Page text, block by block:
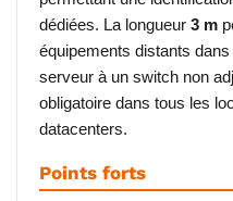
dédiées. La longueur 3 m
équipements distants
serveur à un switch non
obligatoire dans tous les
datacenters.
Points forts